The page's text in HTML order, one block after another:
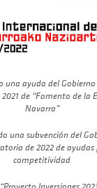
una ayuda del
de “Fomento de la
Navarra”
una subvención del
de 2022 de
competitividad